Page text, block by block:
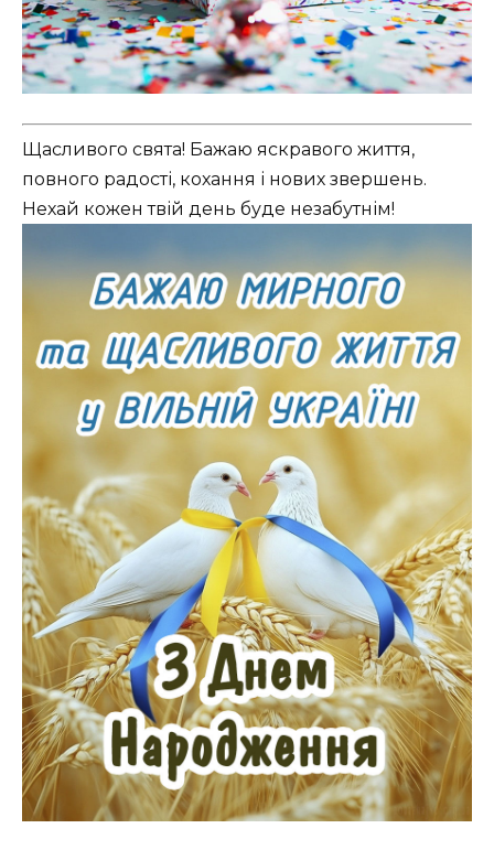
Щасливого свята! Бажаю яскравого життя,
повного радості, кохання і нових звершень.
Нехай кожен твій день буде незабутнім!